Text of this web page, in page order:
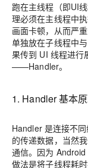
跑在主线程（即UI
理必须在主线程中
画面卡顿，从而严
单独放在子线程中
果传到 UI 线程进行
——Handler。
1. Handler 基本
Handler 是连接不
的传递数据，当然
通信。因为
做法是将子线程耗